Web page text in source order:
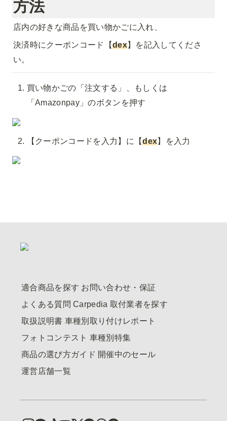
方法
店内の好きな商品を買い物かごに入れ、
決済時にクーポンコード【dex】を記入してくださ
い。
買い物かごの「注文する」、もしくは
「Amazonpay」のボタンを押す
【クーポンコードを入力】に【dex】を入力
適合商品を探す お問い合わせ・保証
よくある質問 Carpedia 取付業者を探す
取扱説明書 車種別取り付けレポート
フォトコンテスト 車種別特集
商品の選び方ガイド 開催中のセール
運営店舗一覧